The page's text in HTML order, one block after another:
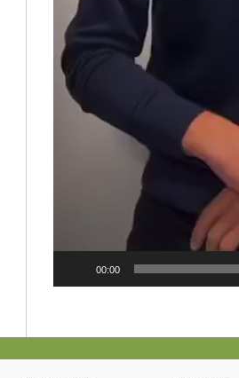
00:00